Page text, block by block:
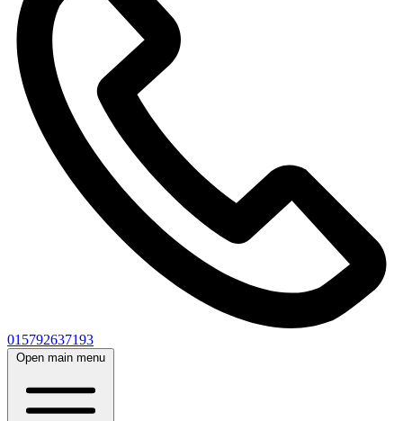
015792637193
Open main menu